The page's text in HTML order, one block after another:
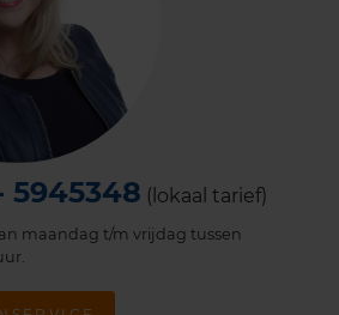
5945348 (lokaal tarief)
maandag t/m vrijdag tussen